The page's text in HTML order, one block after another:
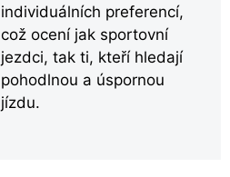
individuálních preferencí,
což ocení jak sportovní
jezdci, tak ti, kteří hledají
pohodlnou a úspornou
jízdu.